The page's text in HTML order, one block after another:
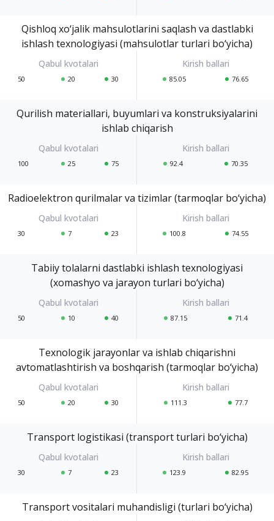
Qishloq xo‘jalik mahsulotlarini saqlash va dastlabki
ishlash texnologiyasi (mahsulotlar turlari bo‘yicha)
50 20 30 85.05 76.65
Qurilish materiallari, buyumlari va konstruksiyalarini
ishlab chiqarish
100 25 75 92.4 70.35
Radioelektron qurilmalar va tizimlar (tarmoqlar bo‘yicha)
30 7 23 100.8 74.55
Tabiiy tolalarni dastlabki ishlash texnologiyasi
(xomashyo va jarayon turlari bo‘yicha)
50 10 40 87.15 71.4
Texnologik jarayonlar va ishlab chiqarishni
avtomatlashtirish va boshqarish (tarmoqlar bo‘yicha)
50 20 30 111.3 77.7
Transport logistikasi (transport turlari bo‘yicha)
30 7 23 123.9 82.95
Transport vositalari muhandisligi (turlari bo‘yicha)